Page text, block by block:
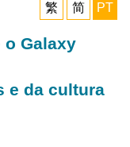
繁
简 PT
o Galaxy
e da cultura